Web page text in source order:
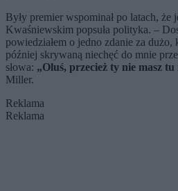
Były premier wspominał po latach, że
Kwaśniewskim popsuła polityka. –
powiedziałem o jedno zdanie za
później skrywaną niechęć do mnie
słowa: „Oluś, przecież ty nie masz
Miller.
Reklama
Reklama